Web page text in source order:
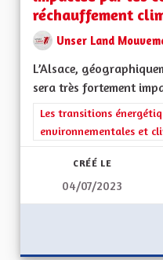
réchauffement
Unser Land
L’Alsace,
sera très fortement
Filtrer les résultats de
Les transitions
environnementales et
CRÉÉ LE
04/07/2023